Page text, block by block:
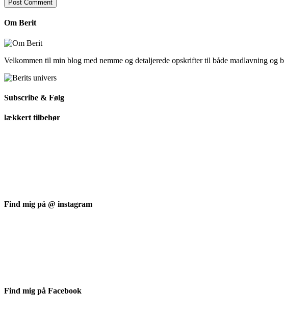
Om Berit
Velkommen til min blog med nemme og detaljerede opskrifter til både madlavning og
Subscribe & Følg
lækkert tilbehør
Find mig på @ instagram
Find mig på Facebook